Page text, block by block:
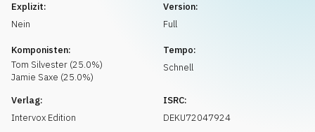
Explizit:
Nein
Version:
Full
Komponisten:
Tom Silvester (25.0%)
Jamie Saxe (25.0%)
Tempo:
Schnell
Verlag:
Intervox Edition
ISRC:
DEKU72047924